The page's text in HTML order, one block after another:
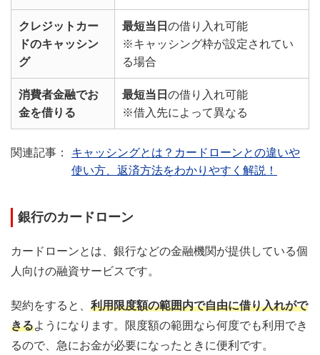
クレジットカー
ドのキャッシン
グ
最短当日 の借り入れ可能
※キャッシング枠が設定されてい
る場合
消費者金融でお
金を借りる
最短当日 の借り入れ可能
※借入先によって異なる
キャッシングとは？カードローンとの違いや
使い方、返済方法をわかりやすく解説！
銀行のカードローン
カードローンとは、銀行などの金融機関が提供している個
人向けの融資サービスです。
契約をすると、 利用限度額の範囲内で自由に借り入れがで
きるようになります。限度額の範囲なら何度でも利用でき
るので、急にお金が必要になったときに便利です。